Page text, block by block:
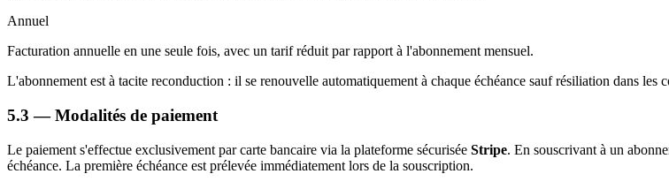
Annuel
Facturation annuelle en une seule fois, avec un tarif réduit par rapport à l'abonnement mensuel.
L'abonnement est à tacite reconduction : il se renouvelle automatiquement à chaque échéance sauf résiliation dans les
5.3 — Modalités de paiement
Le paiement s'effectue exclusivement par carte bancaire via la plateforme sécurisée Stripe. En souscrivant à un
échéance. La première échéance est prélevée immédiatement lors de la souscription.